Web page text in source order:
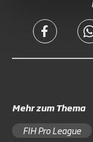
Mehr zum Thema
FIH Pro League